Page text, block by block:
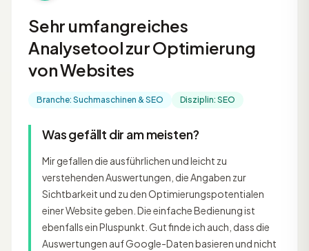
Sehr umfangreiches
Analysetool zur Optimierung
von Websites
Branche: Suchmaschinen & SEO Disziplin: SEO
Was gefällt dir am meisten?
Mir gefallen die ausführlichen und leicht zu
verstehenden Auswertungen, die Angaben zur
Sichtbarkeit und zu den Optimierungspotentialen
einer Website geben. Die einfache Bedienung ist
ebenfalls ein Pluspunkt. Gut finde ich auch, dass die
Auswertungen auf Google-Daten basieren und nicht